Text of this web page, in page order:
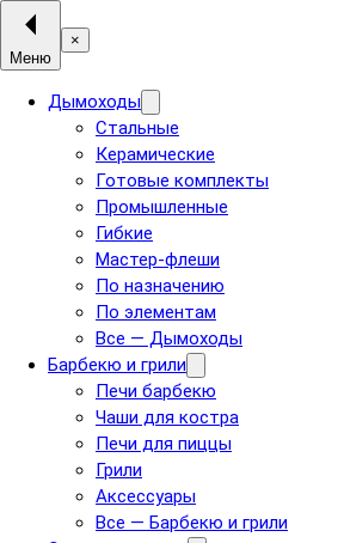
Меню
×
Дымоходы
Стальные
Керамические
Готовые комплекты
Промышленные
Гибкие
Мастер-флеши
По назначению
По элементам
Все — Дымоходы
Барбекю и грили
Печи барбекю
Чаши для костра
Печи для пиццы
Грили
Аксессуары
Все — Барбекю и грили